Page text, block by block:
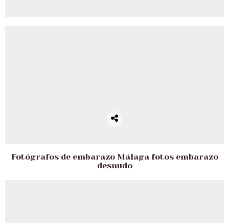
Fotógrafos de embarazo Málaga fotos embarazo
desnudo